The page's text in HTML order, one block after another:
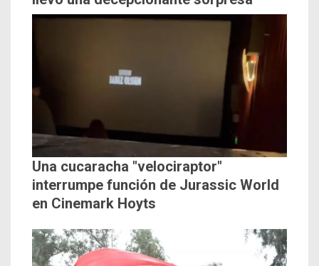
Una cucaracha "velociraptor"
interrumpe función de Jurassic World
en Cinemark Hoyts